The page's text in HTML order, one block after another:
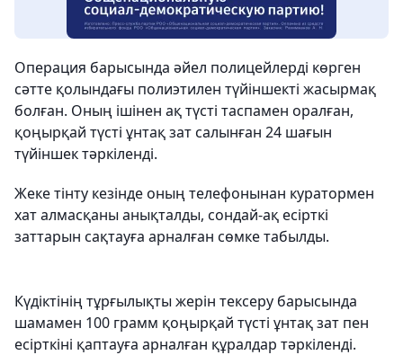
Операция барысында әйел полицейлерді көрген
сәтте қолындағы полиэтилен түйіншекті жасырмақ
болған. Оның ішінен ақ түсті таспамен оралған,
қоңырқай түсті ұнтақ зат салынған 24 шағын
түйіншек тәркіленді.
Жеке тінту кезінде оның телефонынан куратормен
хат алмасқаны анықталды, сондай-ақ есірткі
заттарын сақтауға арналған сөмке табылды.
Күдіктінің тұрғылықты жерін тексеру барысында
шамамен 100 грамм қоңырқай түсті ұнтақ зат пен
есірткіні қаптауға арналған құралдар тәркіленді.